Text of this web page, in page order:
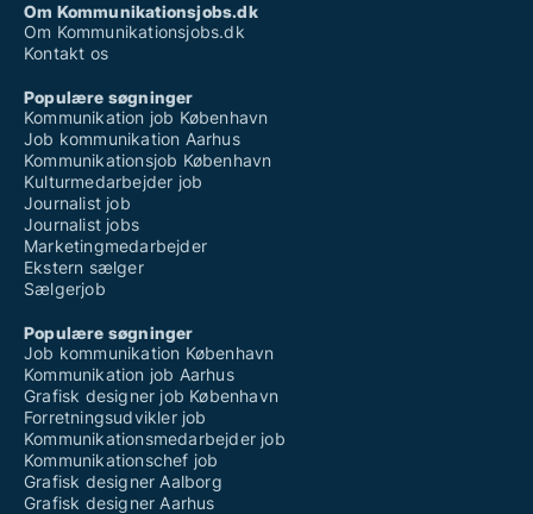
Om Kommunikationsjobs.dk
Om Kommunikationsjobs.dk
Kontakt os
Populære søgninger
Kommunikation job København
Job kommunikation Aarhus
Kommunikationsjob København
Kulturmedarbejder job
Journalist job
Journalist jobs
Marketingmedarbejder
Ekstern sælger
Sælgerjob
Populære søgninger
Job kommunikation København
Kommunikation job Aarhus
Grafisk designer job København
Forretningsudvikler job
Kommunikationsmedarbejder job
Kommunikationschef job
Grafisk designer Aalborg
Grafisk designer Aarhus